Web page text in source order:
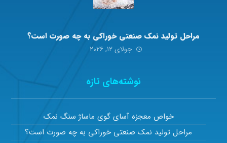
مراحل تولید نمک صنعتی خوراکی به چه صورت است؟
جولای ۱۲, ۲۰۲۶
نوشته‌های تازه
خواص معجزه آسای گوی ماساژ سنگ نمک
مراحل تولید نمک صنعتی خوراکی به چه صورت است؟